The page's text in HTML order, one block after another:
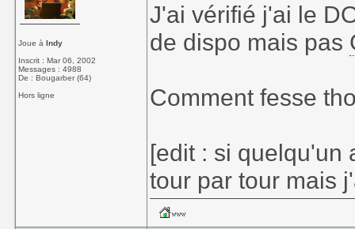
Joue àIndy
Inscrit : Mar 06, 2002
Messages : 4988
De : Bougarber (64)
Hors ligne
J'ai vérifié j'ai le
de dispo mais pas
Comment fesse
[edit : si quelqu'un
tour par tour mais